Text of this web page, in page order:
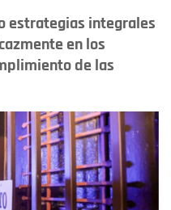
estrategias integrales
en los
de las